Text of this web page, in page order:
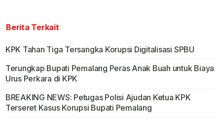
Berita Terkait
KPK Tahan Tiga Tersangka Korupsi Digitalisasi SPBU
Terungkap Bupati Pemalang Peras Anak Buah untuk Biaya
Urus Perkara di KPK
BREAKING NEWS: Petugas Polisi Ajudan Ketua KPK
Terseret Kasus Korupsi Bupati Pemalang